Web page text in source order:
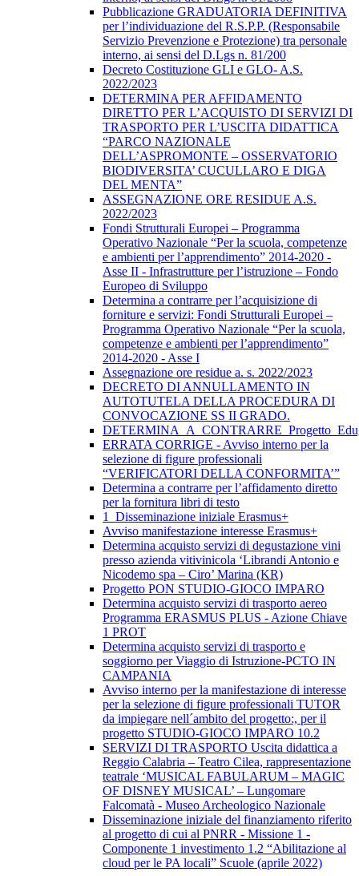
Pubblicazione GRADUATORIA DEFINITIVA
per l’individuazione del R.S.P.P. (Responsabile
Servizio Prevenzione e Protezione) tra personale
interno, ai sensi del D.Lgs n. 81/200
Decreto Costituzione GLI e GLO- A.S.
2022/2023
DETERMINA PER AFFIDAMENTO
DIRETTO PER L’ACQUISTO DI SERVIZI DI
TRASPORTO PER L’USCITA DIDATTICA
“PARCO NAZIONALE
DELL’ASPROMONTE – OSSERVATORIO
BIODIVERSITA’ CUCULLARO E DIGA
DEL MENTA”
ASSEGNAZIONE ORE RESIDUE A.S.
2022/2023
Fondi Strutturali Europei – Programma
Operativo Nazionale “Per la scuola, competenze
e ambienti per l’apprendimento” 2014-2020 -
Asse II - Infrastrutture per l’istruzione – Fondo
Europeo di Sviluppo
Determina a contrarre per l’acquisizione di
forniture e servizi: Fondi Strutturali Europei –
Programma Operativo Nazionale “Per la scuola,
competenze e ambienti per l’apprendimento”
2014-2020 - Asse I
Assegnazione ore residue a. s. 2022/2023
DECRETO DI ANNULLAMENTO IN
AUTOTUTELA DELLA PROCEDURA DI
CONVOCAZIONE SS II GRADO.
ERRATA CORRIGE - Avviso interno per la
selezione di figure professionali
“VERIFICATORI DELLA CONFORMITA’”
Determina a contrarre per l’affidamento diretto
per la fornitura libri di testo
1_Disseminazione iniziale Erasmus+
Avviso manifestazione interesse Erasmus+
Determina acquisto servizi di degustazione vini
presso azienda vitivinicola ‘Librandi Antonio e
Nicodemo spa – Ciro’ Marina (KR)
Progetto PON STUDIO-GIOCO IMPARO
Determina acquisto servizi di trasporto aereo
Programma ERASMUS PLUS - Azione Chiave
1 PROT
Determina acquisto servizi di trasporto e
soggiorno per Viaggio di Istruzione-PCTO IN
CAMPANIA
Avviso interno per la manifestazione di interesse
per la selezione di figure professionali TUTOR
da impiegare nell´ambito del progetto:, per il
progetto STUDIO-GIOCO IMPARO 10.2
SERVIZI DI TRASPORTO Uscita didattica a
Reggio Calabria – Teatro Cilea, rappresentazione
teatrale ‘MUSICAL FABULARUM – MAGIC
OF DISNEY MUSICAL’ – Lungomare
Falcomatà - Museo Archeologico Nazionale
Disseminazione iniziale del finanziamento riferito
al progetto di cui al PNRR - Missione 1 -
Componente 1 investimento 1.2 “Abilitazione al
cloud per le PA locali” Scuole (aprile 2022)